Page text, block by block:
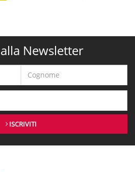
Newsletter
ISCRIVITI